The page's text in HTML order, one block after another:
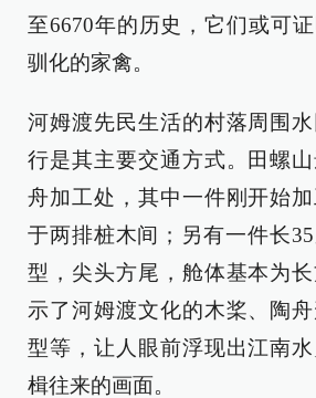
至6670年的历史，它们或可
驯化的家禽。
河姆渡先民生活的村落周围
行是其主要交通方式。田螺
舟加工处，其中一件刚开始
于两排桩木间；另有一件长
型，尖头方尾，舱体基本为
示了河姆渡文化的木桨、陶
型等，让人眼前浮现出江南
楫往来的画面。